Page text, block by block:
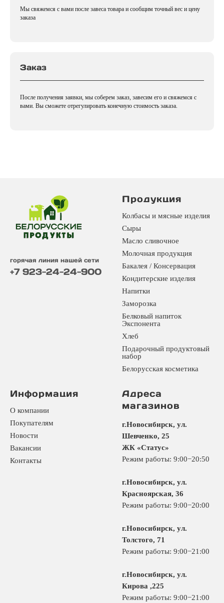
Мы свяжемся с вами после завеса товара и сообщим точный вес и цену
заказа
Заказ
После получения заявки, мы соберем заказ, завесим его и свяжемся с
вами. Вы сможете отрегулировать конечную стоимость заказа.
горячая линия нашей сети
+7 923-24-24-900
Продукция
Колбасы и мясные изделия
Сыры
Масло сливочное
Молочная продукция
Бакалея / Консервация
Кондитерские изделия
Напитки
Заморозка
Белковый напиток
Экспонента
Хлеб
Подарочный продуктовый
набор
Белорусская косметика
Информация
О компании
Покупателям
Новости
Вакансии
Контакты
Адреса
магазинов
г.Новосибирск, ул.
Шевченко, 25
ЖК «Статус»
Режим работы: 9:00−20:50
г.Новосибирск, ул.
Красноярская, 36
Режим работы: 9:00−20:00
г.Новосибирск, ул.
Толстого, 71
Режим работы: 9:00−21:00
г.Новосибирск, ул.
Кирова ,225
Режим работы: 9:00−21:00